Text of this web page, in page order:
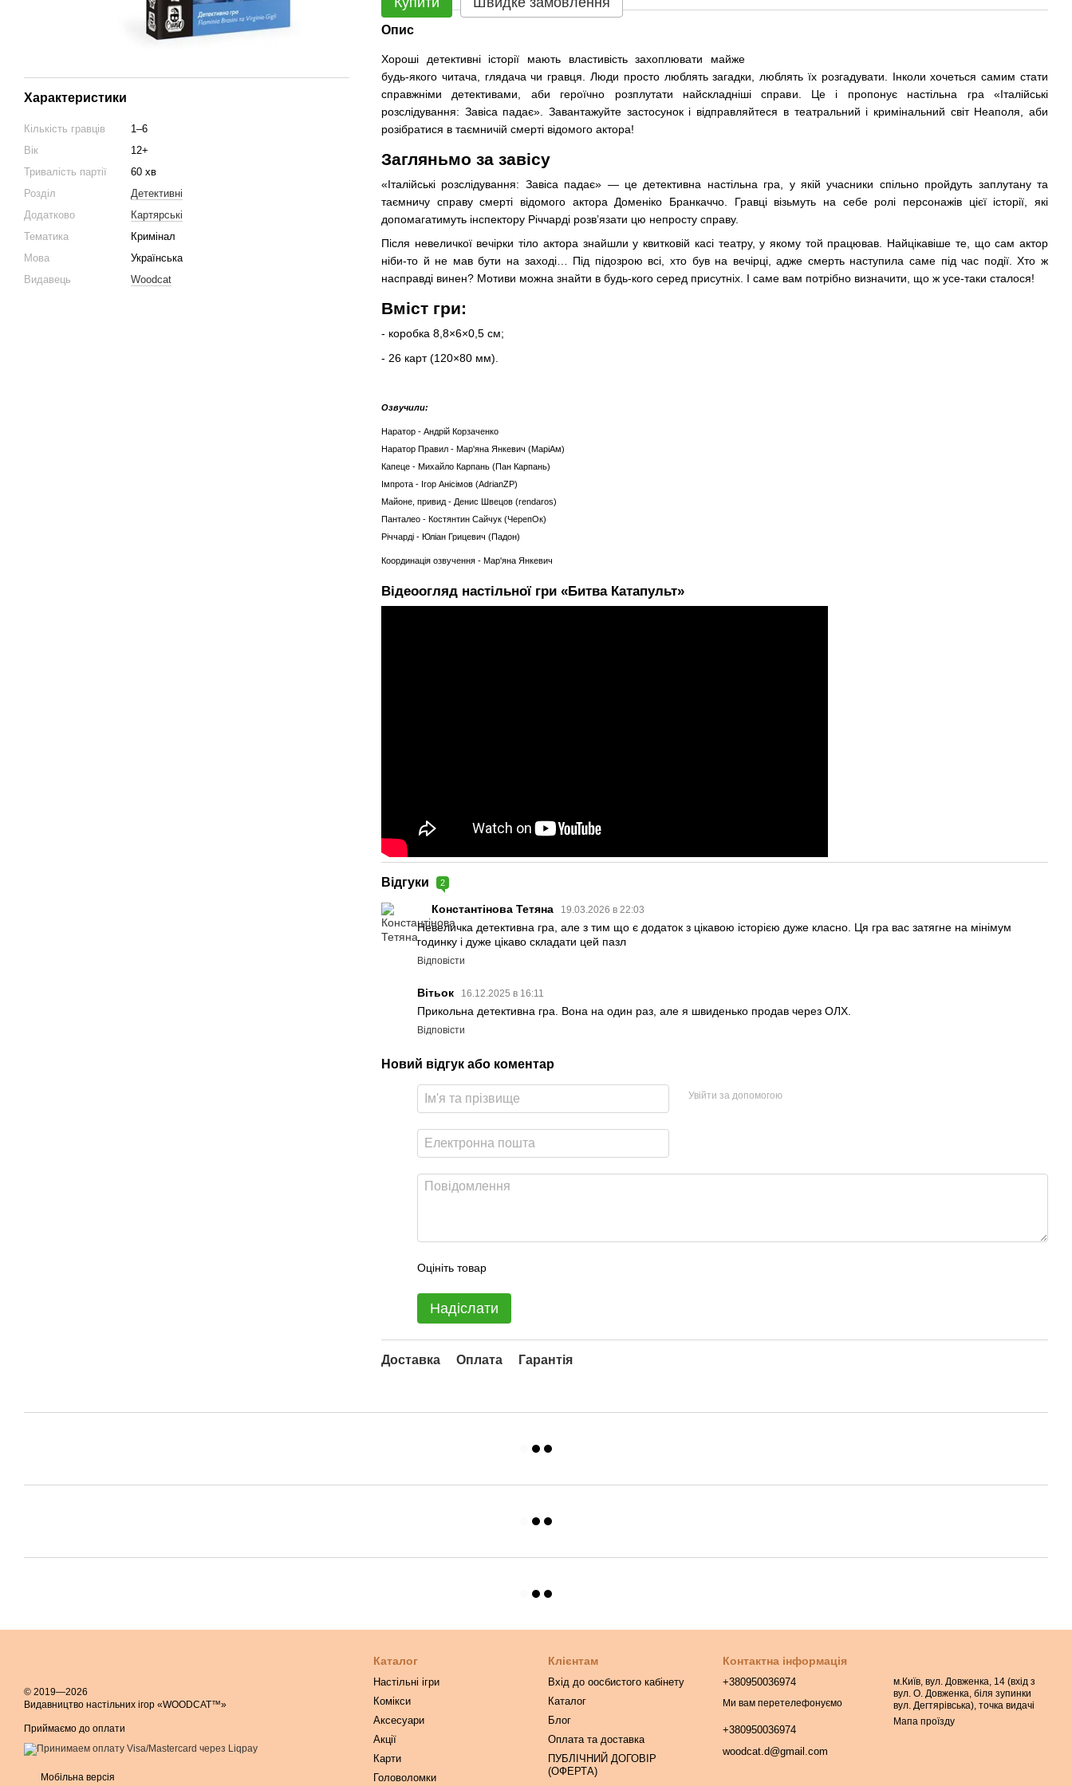
Характеристики
Кількість гравців
1–6
Вік
12+
Тривалість партії
60 хв
Розділ
Детективні
Додатково
Картярські
Тематика
Кримінал
Мова
Українська
Видавець
Woodcat
Опис
Хороші детективні історії мають властивість захоплювати майже
будь-якого читача, глядача чи гравця. Люди просто люблять загадки, люблять їх розгадувати. Інколи хочеться самим стати
справжніми детективами, аби героїчно розплутати найскладніші справи. Це і пропонує настільна гра «Італійські
розслідування: Завіса падає». Завантажуйте застосунок і відправляйтеся в театральний і кримінальний світ Неаполя, аби
розібратися в таємничій смерті відомого актора!
Загляньмо за завісу
«Італійські розслідування: Завіса падає» — це детективна настільна гра, у якій учасники спільно пройдуть заплутану та
таємничу справу смерті відомого актора Доменіко Бранкаччо. Гравці візьмуть на себе ролі персонажів цієї історії, які
допомагатимуть інспектору Річчарді розв’язати цю непросту справу.
Після невеличкої вечірки тіло актора знайшли у квитковій касі театру, у якому той працював. Найцікавіше те, що сам актор
ніби-то й не мав бути на заході… Під підозрою всі, хто був на вечірці, адже смерть наступила саме під час події. Хто ж
насправді винен? Мотиви можна знайти в будь-кого серед присутніх. І саме вам потрібно визначити, що ж усе-таки сталося!
Вміст гри:
- коробка 8,8×6×0,5 см;
- 26 карт (120×80 мм).
Озвучили:
Наратор - Андрій Корзаченко
Наратор Правил - Мар'яна Янкевич (МаріАм)
Капеце - Михайло Карпань (Пан Карпань)
Імпрота - Ігор Анісімов (AdrianZP)
Майоне, привид - Денис Швецов (rendaros)
Панталео - Костянтин Сайчук (ЧерепОк)
Річчарді - Юліан Грицевич (Падон)
Координація озвучення - Мар'яна Янкевич
Відеоогляд настільної гри «Битва Катапульт»
Відгуки 2
Константінова Тетяна 19.03.2026 в 22:03
Невеличка детективна гра, але з тим що є додаток з цікавою історією дуже класно. Ця гра вас затягне на мінімум
годинку і дуже цікаво складати цей пазл
Відповісти
Вітьок 16.12.2025 в 16:11
Прикольна детективна гра. Вона на один раз, але я швиденько продав через ОЛХ.
Відповісти
Новий відгук або коментар
Увійти за допомогою
Оцініть товар
Надіслати
Доставка Оплата Гарантія
© 2019—2026
Видавництво настільних ігор «WOODCAT™»
Приймаємо до оплати
Мобільна версія
Каталог
Настільні ігри
Комікси
Аксесуари
Акції
Карти
Головоломки
Клієнтам
Вхід до оосбистого кабінету
Каталог
Блог
Оплата та доставка
ПУБЛІЧНИЙ ДОГОВІР
(ОФЕРТА)
Контактна інформація
+380950036974
Ми вам перетелефонуємо
+380950036974
woodcat.d@gmail.com
м.Київ, вул. Довженка, 14 (вхід з
вул. О. Довженка, біля зупинки
вул. Дегтярівська), точка видачі
Мапа проїзду